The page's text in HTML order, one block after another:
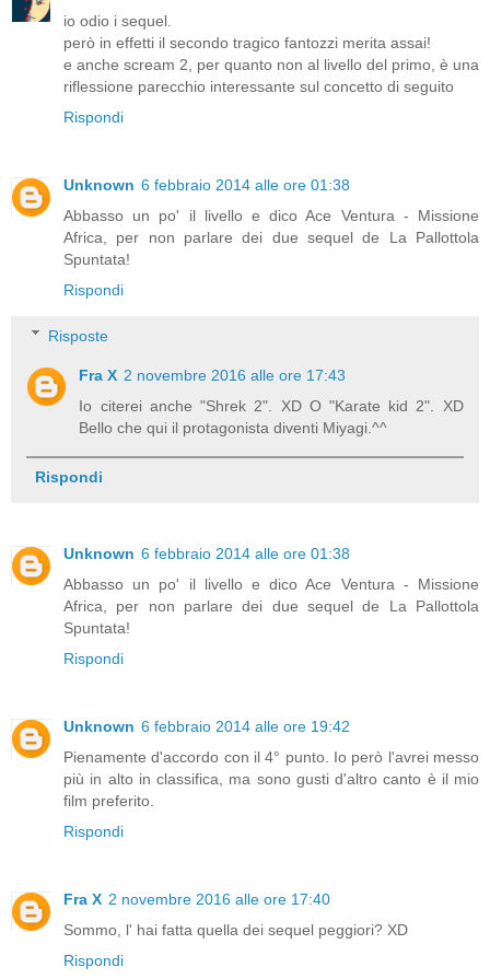
io odio i sequel.
però in effetti il secondo tragico fantozzi merita assai!
e anche scream 2, per quanto non al livello del primo, è una
riflessione parecchio interessante sul concetto di seguito
Rispondi
Unknown 6 febbraio 2014 alle ore 01:38
Abbasso un po' il livello e dico Ace Ventura - Missione
Africa, per non parlare dei due sequel de La Pallottola
Spuntata!
Rispondi
Risposte
Fra X 2 novembre 2016 alle ore 17:43
Io citerei anche "Shrek 2". XD O "Karate kid 2". XD
Bello che qui il protagonista diventi Miyagi.^^
Rispondi
Unknown 6 febbraio 2014 alle ore 01:38
Abbasso un po' il livello e dico Ace Ventura - Missione
Africa, per non parlare dei due sequel de La Pallottola
Spuntata!
Rispondi
Unknown 6 febbraio 2014 alle ore 19:42
Pienamente d'accordo con il 4° punto. Io però l'avrei messo
più in alto in classifica, ma sono gusti d'altro canto è il mio
film preferito.
Rispondi
Fra X 2 novembre 2016 alle ore 17:40
Sommo, l' hai fatta quella dei sequel peggiori? XD
Rispondi